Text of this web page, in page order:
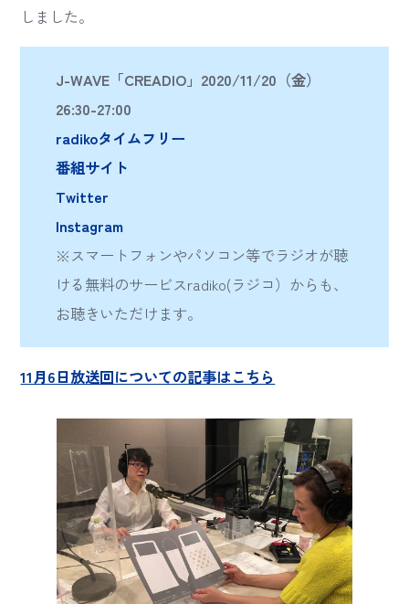
しました。
J-WAVE「CREADIO」2020/11/20（金）
26:30-27:00
radikoタイムフリー
番組サイト
Twitter
Instagram
※スマートフォンやパソコン等でラジオが聴
ける無料のサービスradiko(ラジコ）からも、
お聴きいただけます。
11月6日放送回についての記事はこちら